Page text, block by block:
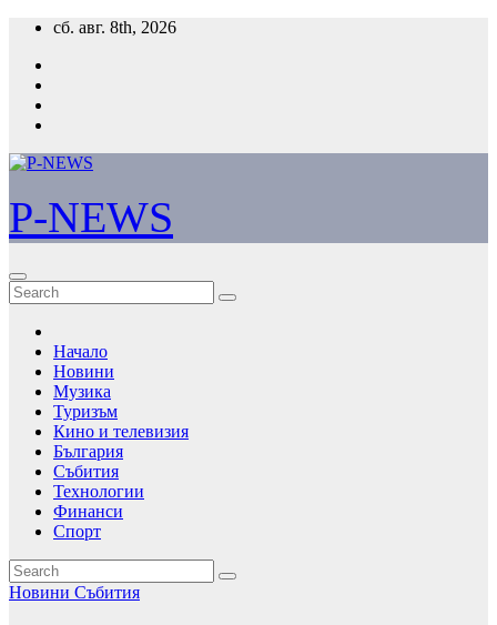
Skip
content
сб. авг. 8th, 2026
P-NEWS
Начало
Новини
Музика
Туризъм
Кино и телевизия
България
Събития
Технологии
Финанси
Спорт
Новини Събития